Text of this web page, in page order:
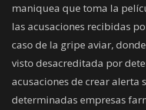
maniquea que toma la
las acusaciones recibidas
caso de la gripe aviar,
visto desacreditada por
acusaciones de crear alerta
determinadas empresas